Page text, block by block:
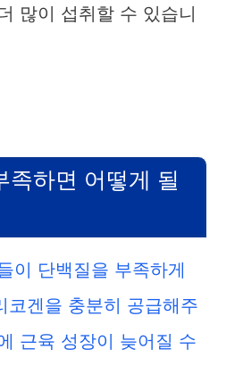
많이 섭취할 수 있습니
족하면 어떻게 될
이 단백질을 부족하게
코겐을 충분히 공급해주
근육 성장이 늦어질 수